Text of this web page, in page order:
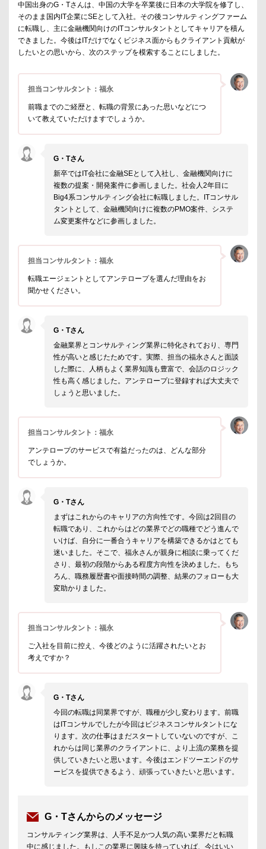
中国出身のG・Tさんは、中国の大学を卒業後に日本の大学院を修了し、
そのまま国内IT企業にSEとして入社。その後コンサルティングファーム
に転職し、主に金融機関向けのITコンサルタントとしてキャリアを積ん
できました。今後はITだけでなくビジネス面からもクライアント貢献が
したいとの思いから、次のステップを模索することにしました。
担当コンサルタント：福永
前職までのご経歴と、転職の背景にあった思いなどにつ
いて教えていただけますでしょうか。
G・Tさん
新卒ではIT会社に金融SEとして入社し、金融機関向けに
複数の提案・開発案件に参画しました。社会人2年目に
Big4系コンサルティング会社に転職しました。ITコンサル
タントとして、金融機関向けに複数のPMO案件、システ
ム変更案件などに参画しました。
担当コンサルタント：福永
転職エージェントとしてアンテロープを選んだ理由をお
聞かせください。
G・Tさん
金融業界とコンサルティング業界に特化されており、専門
性が高いと感じたためです。実際、担当の福永さんと面談
した際に、人柄もよく業界知識も豊富で、会話のロジック
性も高く感じました。アンテロープに登録すれば大丈夫で
しょうと思いました。
担当コンサルタント：福永
アンテロープのサービスで有益だったのは、どんな部分
でしょうか。
G・Tさん
まずはこれからのキャリアの方向性です。今回は2回目の
転職であり、これからはどの業界でどの職種でどう進んで
いけば、自分に一番合うキャリアを構築できるかはとても
迷いました。そこで、福永さんが親身に相談に乗ってくだ
さり、最初の段階からある程度方向性を決めました。もち
ろん、職務履歴書や面接時間の調整、結果のフォローも大
変助かりました。
担当コンサルタント：福永
ご入社を目前に控え、今後どのように活躍されたいとお
考えですか？
G・Tさん
今回の転職は同業界ですが、職種が少し変わります。前職
はITコンサルでしたが今回はビジネスコンサルタントにな
ります。次の仕事はまだスタートしていないのですが、こ
れからは同じ業界のクライアントに、より上流の業務を提
供していきたいと思います。今後はエンドツーエンドのサ
ービスを提供できるよう、頑張っていきたいと思います。
G・Tさんからのメッセージ
コンサルティング業界は、人手不足かつ人気の高い業界だと転職
中に感じました。もしこの業界に興味を持っていれば、今はいい